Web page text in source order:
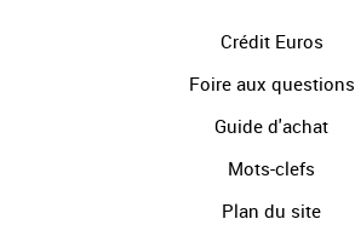
Crédit Euros
Foire aux questions
Guide d'achat
Mots-clefs
Plan du site